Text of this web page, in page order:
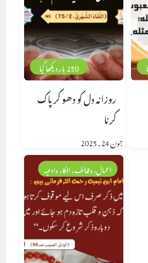
250 بار دیکھا گیا
روزانہ دل کو دھو کر پاک
کرنا
جون 24, 2025
اعمال، وظائف، اذکار وادعیہ